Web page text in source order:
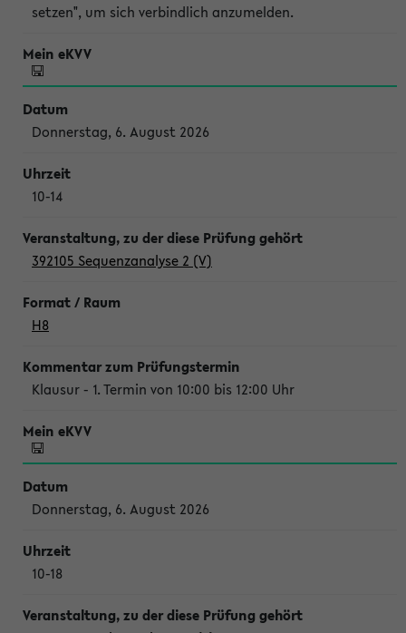
setzen", um sich verbindlich anzumelden.
Donnerstag, 6. August 2026
10-14
392105 Sequenzanalyse 2 (V)
H8
Klausur - 1. Termin von 10:00 bis 12:00 Uhr
Donnerstag, 6. August 2026
10-18